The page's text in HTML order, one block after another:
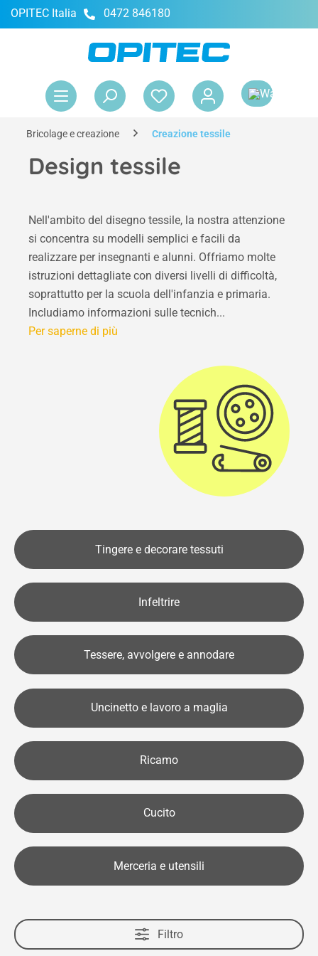
principale
OPITEC Italia 0472 846180
Bricolage e creazione Creazione tessile
Design tessile
Nell'ambito del disegno tessile, la nostra attenzione
si concentra su modelli semplici e facili da
realizzare per insegnanti e alunni. Offriamo molte
istruzioni dettagliate con diversi livelli di difficoltà,
soprattutto per la scuola dell'infanzia e primaria.
Includiamo informazioni sulle tecnich...
Per saperne di più
Tingere e decorare tessuti
Infeltrire
Tessere, avvolgere e annodare
Uncinetto e lavoro a maglia
Ricamo
Cucito
Merceria e utensili
Filtro